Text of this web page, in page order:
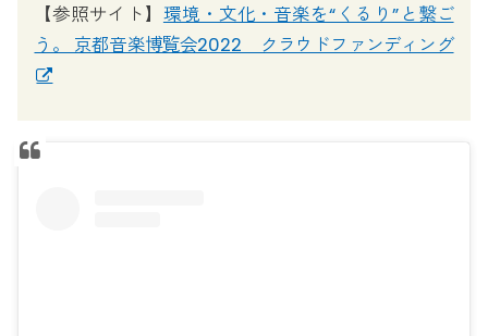
【参照サイト】 環境・文化・音楽を“くるり”と繋ご
う。 京都音楽博覧会2022 クラウドファンディング